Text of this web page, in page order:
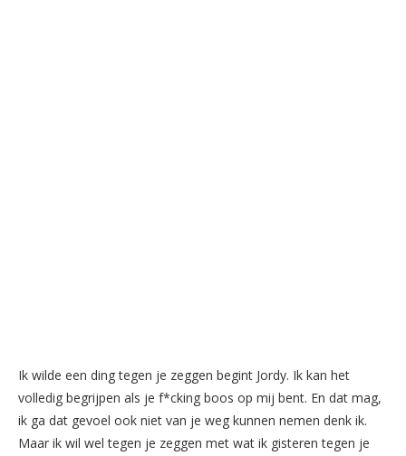
Ik wilde een ding tegen je zeggen begint Jordy. Ik kan het
volledig begrijpen als je f*cking boos op mij bent. En dat mag,
ik ga dat gevoel ook niet van je weg kunnen nemen denk ik.
Maar ik wil wel tegen je zeggen met wat ik gisteren tegen je